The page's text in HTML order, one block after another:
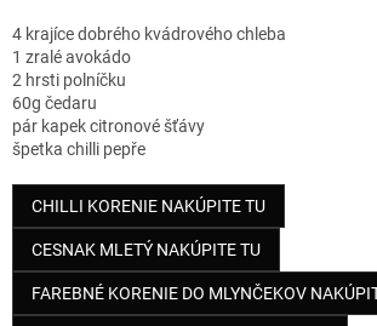
4 krajíce dobrého kvádrového chleba
1 zralé avokádo
2 hrsti polníčku
60g čedaru
pár kapek citronové šťávy
špetka chilli pepře
CHILLI KORENIE NAKÚPITE TU
CESNAK MLETÝ NAKÚPITE TU
FAREBNÉ KORENIE DO MLYNČEKOV